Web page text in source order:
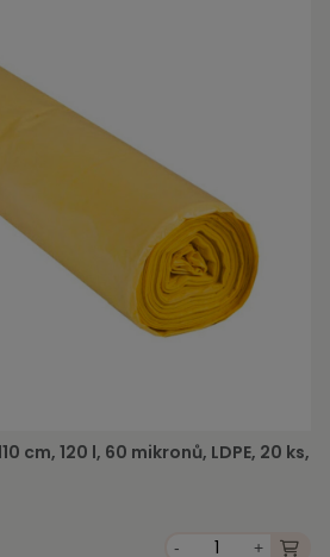
cm, 120 l, 60 mikronů, LDPE, 20 ks,
- +